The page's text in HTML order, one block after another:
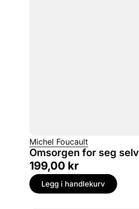
Michel Foucault
Omsorgen for seg selv
199,00 kr
Legg i handlekurv